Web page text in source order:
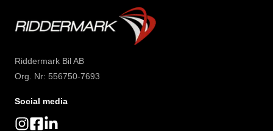
Riddermark Bil AB
Org. Nr: 556750-7693
Social media